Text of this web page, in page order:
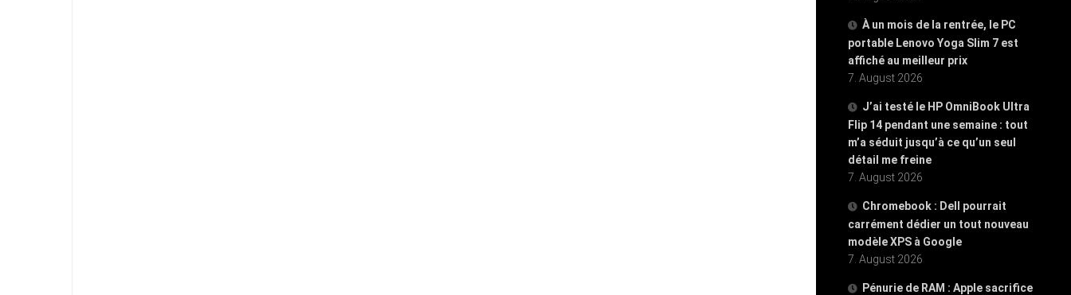
À un mois de la rentrée, le PC
portable Lenovo Yoga Slim 7 est
affiché au meilleur prix
7. August 2026
J’ai testé le HP OmniBook Ultra
Flip 14 pendant une semaine : tout
m’a séduit jusqu’à ce qu’un seul
détail me freine
7. August 2026
Chromebook : Dell pourrait
carrément dédier un tout nouveau
modèle XPS à Google
7. August 2026
Pénurie de RAM : Apple sacrifice